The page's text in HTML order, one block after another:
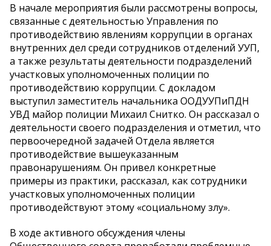
В начале мероприятия были рассмотрены вопросы,
связанные с деятельностью Управления по
противодействию явлениям коррупции в органах
внутренних дел среди сотрудников отделений УУП,
а также результаты деятельности подразделений
участковых уполномоченных полиции по
противодействию коррупции. С докладом
выступил заместитель начальника ООДУУПиПДН
УВД майор полиции Михаил Снитко. Он рассказал о
деятельности своего подразделения и отметил, что
первоочередной задачей Отдела является
противодействие вышеуказанным
правонарушениям. Он привел конкретные
примеры из практики, рассказал, как сотрудники
участковых уполномоченных полиции
противодействуют этому «социальному злу».
В ходе активного обсуждения члены